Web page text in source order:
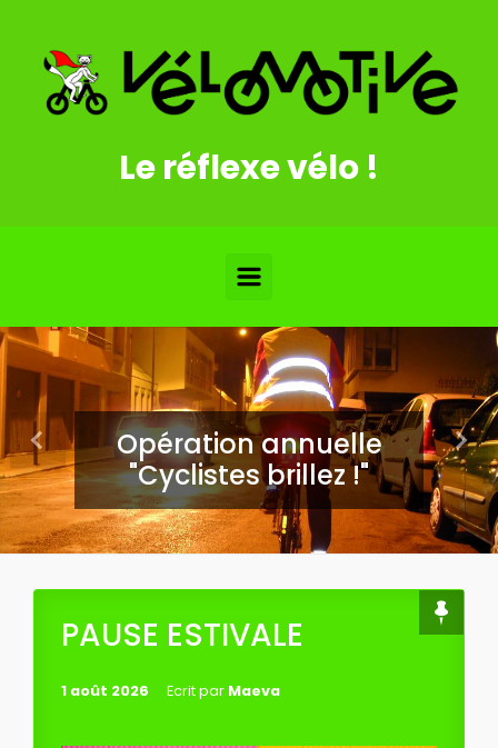
Le réflexe vélo !
Opération annuelle
"Cyclistes brillez !"
Previous Next
PAUSE ESTIVALE
1 août 2026 Ecrit par Maeva